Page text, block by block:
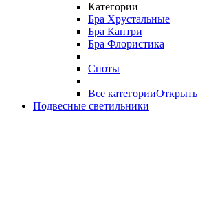
Категории
Бра Хрустальные
Бра Кантри
Бра Флористика
Споты
Все категорииОткрыть
Подвесные светильники